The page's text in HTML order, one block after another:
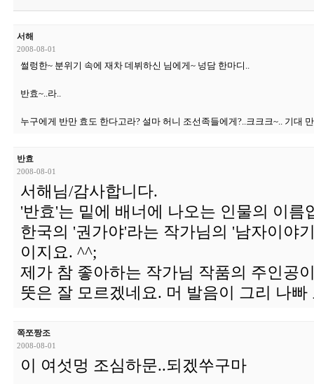
서해
2008-08-01
썰렁한~ 분위기 속에 재차 데뷔하신 님에게~ 넝담 한마디..
반효~..라..
누구에게 반만 효도 한다고라? 설마 허니 조선족들에게?..크크크~.. 기대
반효
2008-08-01
서해님/감사합니다.
'반효'는 밑에 배너에 나오는 인물의 이름
한국의 '권가야'라는 작가님의 '남자이야
이지요. ^^;
제가 참 좋아하는 작가님 작품의 주인공
뚯은 잘 모르겠네요. 머 발음이 그리 나빠
쪽쪼짱조
2008-08-01
이 여섯멍 조심하문..되겠쑤구마